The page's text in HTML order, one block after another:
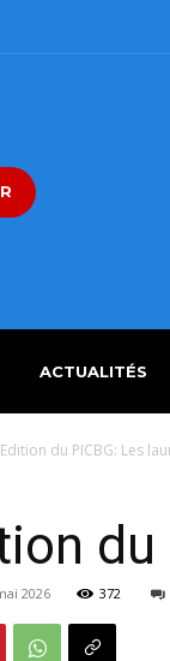
ACTUALITÉS
du PICBG: Les
2026 372